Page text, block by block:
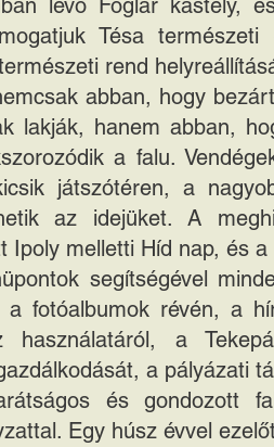
lévő Foglár kastély,
Tésa
rend
abban, hogy
lakják, hanem abban,
a falu.
játszótéren, a
az idejüket. A
Ipoly melletti Híd nap, és
segítségével
fotóalbumok révén, a
a
a pályázati
és gondozott
Egy húsz évvel